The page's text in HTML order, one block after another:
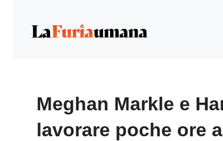
Meghan Markle e
lavorare poche ore